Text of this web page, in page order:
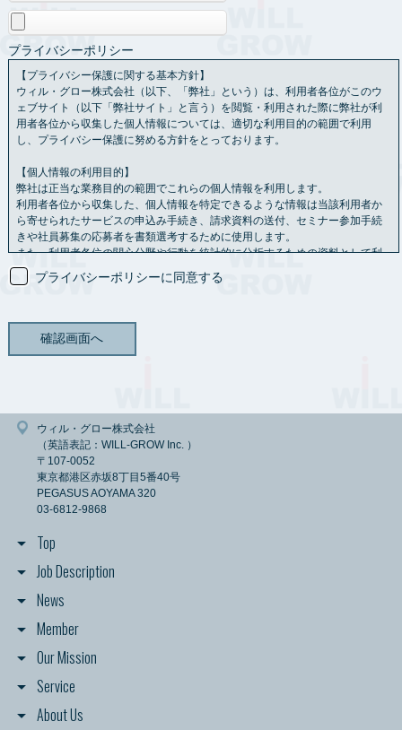
プライバシーポリシー
【プライバシー保護に関する基本方針】
ウィル・グロー株式会社（以下、「弊社」という）は、利用者各位がこのウ
ェブサイト（以下「弊社サイト」と言う）を閲覧・利用された際に弊社が利
用者各位から収集した個人情報については、適切な利用目的の範囲で利用
し、プライバシー保護に努める方針をとっております。
【個人情報の利用目的】
弊社は正当な業務目的の範囲でこれらの個人情報を利用します。
利用者各位から収集した、個人情報を特定できるような情報は当該利用者か
ら寄せられたサービスの申込み手続き、請求資料の送付、セミナー参加手続
きや社員募集の応募者を書類選考するために使用します。
また、利用者各位の関心分野や行動を統計的に分析するための資料として利
用させていただく場合もあります。
ただし、法令に基づく等の正当な理由がある場合は、この限りではありませ
定めることを原則とし、一定の保存期間を経過した後または利用の目的を達
成した後は、すみやかに消去します。
ただし、法令の規定に基づき、保存しなければならないとき、利用者御本人
の同意があるときまたは当該個人情報を消去しないことについて正当な理由
があるときは、保存期間経過後又は利用目的達成後においても当該個人情報
を消去しないことがあります。
弊社では、利用者各位より提供／登録いただいた個人情報を、第三者に対し
ただし、当該利用者が希望されるサービスを提供するために、情報の開示や
共有が必要と認められる場合、情報の開示をすることがあります。
また、法令に基づく等の正当な理由がある場合は、この限りではありませ
ん。
【個人情報の取得】
加申込みや弊社への社員募集の応募をされる際に、弊社サイト経由で氏名、
絡先に関する情報と社員募集に応募していただいた方の経歴に関する情報・
プライバシーポリシーに同意する
ウィル・グロー株式会社
（英語表記：WILL-GROW Inc. ）
〒107-0052
東京都港区赤坂8丁目5番40号
PEGASUS AOYAMA 320
03-6812-9868
Top
Job Description
News
Member
Our Mission
Service
About Us